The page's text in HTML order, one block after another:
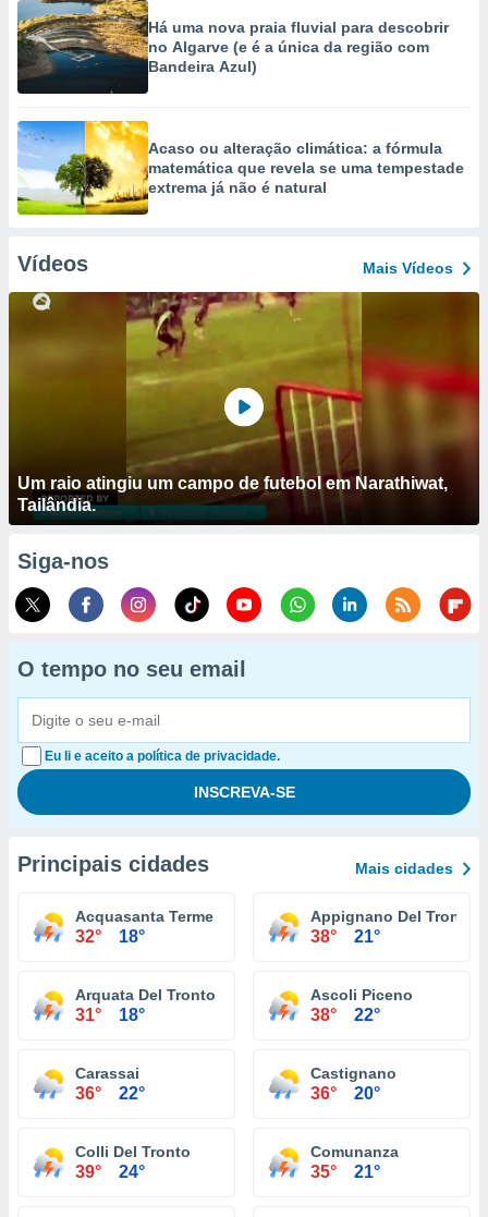
Há uma nova praia fluvial para descobrir
no Algarve (e é a única da região com
Bandeira Azul)
Acaso ou alteração climática: a fórmula
matemática que revela se uma tempestade
extrema já não é natural
Vídeos Mais Vídeos
Um raio atingiu um campo de futebol em Narathiwat,
Tailândia.
Siga-nos
O tempo no seu email
Eu li e aceito a política de privacidade.
Principais cidades Mais cidades
Acquasanta Terme
32° 18°
Appignano Del Tronto
38° 21°
Arquata Del Tronto
31° 18°
Ascoli Piceno
38° 22°
Carassai
36° 22°
Castignano
36° 20°
Colli Del Tronto
39° 24°
Comunanza
35° 21°